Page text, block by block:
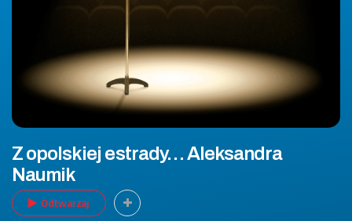
Z opolskiej estrady… Aleksandra
Naumik
Odtwarzaj